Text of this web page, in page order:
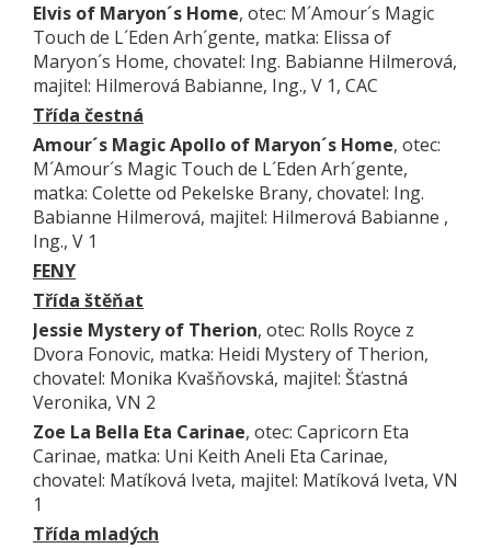
Elvis of Maryon´s Home, otec: M´Amour´s Magic
Touch de L´Eden Arh´gente, matka: Elissa of
Maryon´s Home, chovatel: Ing. Babianne Hilmerová,
majitel: Hilmerová Babianne, Ing., V 1, CAC
Třída čestná
Amour´s Magic Apollo of Maryon´s Home, otec:
M´Amour´s Magic Touch de L´Eden Arh´gente,
matka: Colette od Pekelske Brany, chovatel: Ing.
Babianne Hilmerová, majitel: Hilmerová Babianne ,
Ing., V 1
FENY
Třída štěňat
Jessie Mystery of Therion, otec: Rolls Royce z
Dvora Fonovic, matka: Heidi Mystery of Therion,
chovatel: Monika Kvašňovská, majitel: Šťastná
Veronika, VN 2
Zoe La Bella Eta Carinae, otec: Capricorn Eta
Carinae, matka: Uni Keith Aneli Eta Carinae,
chovatel: Matíková Iveta, majitel: Matíková Iveta, VN
1
Třída mladých